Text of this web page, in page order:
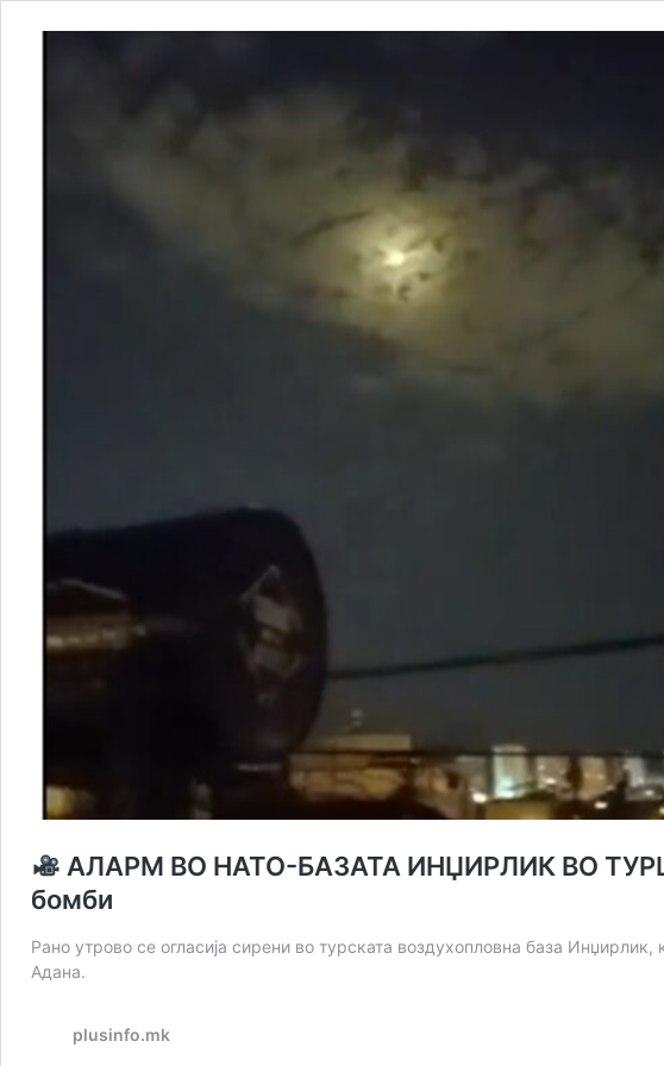
АЛАРМ ВО НАТО-БАЗАТА ИНЏИРЛИК ВО
бомби
Рано утрово се огласија сирени во турската воздухопловна база
Адана.
plusinfo.mk